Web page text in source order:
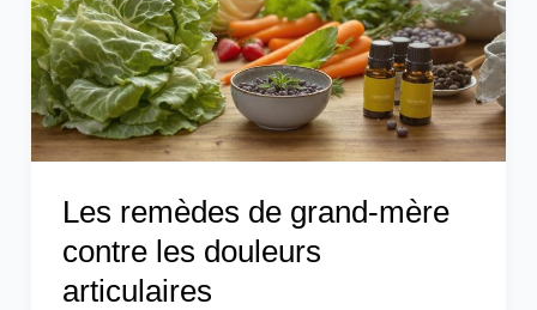
Les remèdes de grand-mère
contre les douleurs
articulaires
contre
les
douleurs
articulaires